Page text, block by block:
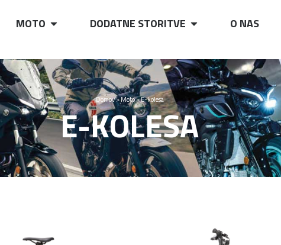
MOTO DODATNE STORITVE O NAS
Domov>Moto>E-kolesa
E-KOLESA